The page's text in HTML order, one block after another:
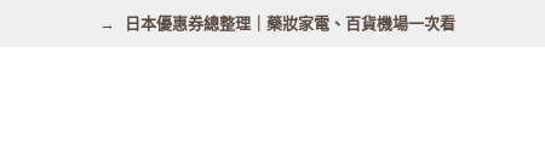
日本優惠券總整理｜藥妝家電、百貨機場一次看